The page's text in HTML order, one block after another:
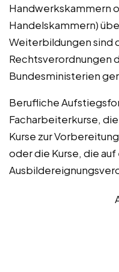
Handwerkskammern
Handelskammern)
Weiterbildungen sind
Rechtsverordnungen
Bundesministerien
Berufliche
Facharbeiterkurse,
Kurse zur
oder die Kurse, die